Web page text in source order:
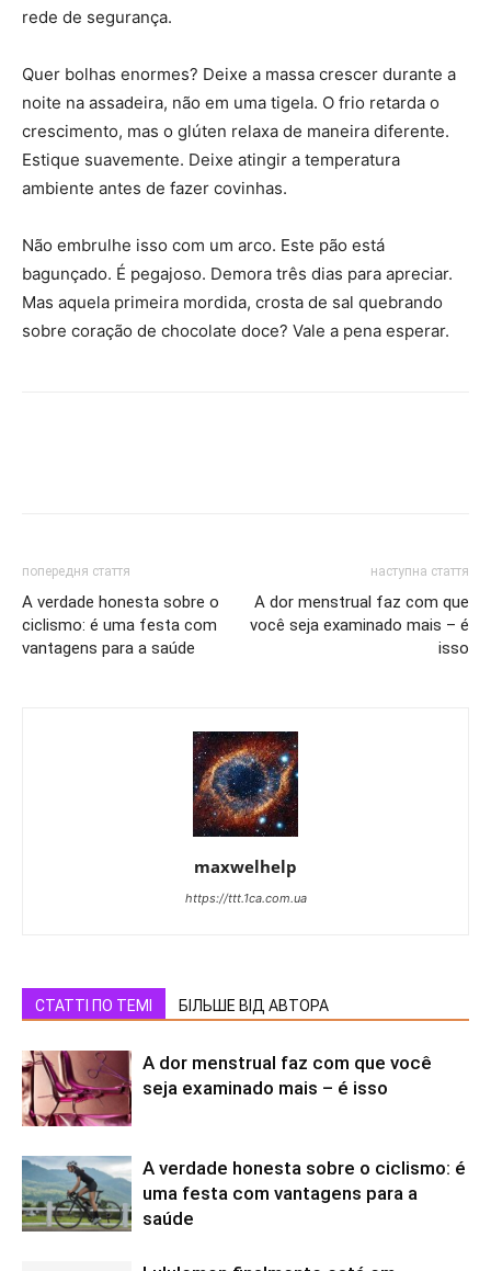
rede de segurança.
Quer bolhas enormes? Deixe a massa crescer durante a
noite na assadeira, não em uma tigela. O frio retarda o
crescimento, mas o glúten relaxa de maneira diferente.
Estique suavemente. Deixe atingir a temperatura
ambiente antes de fazer covinhas.
Não embrulhe isso com um arco. Este pão está
bagunçado. É pegajoso. Demora três dias para apreciar.
Mas aquela primeira mordida, crosta de sal quebrando
sobre coração de chocolate doce? Vale a pena esperar.
попередня стаття
A verdade honesta sobre o
ciclismo: é uma festa com
vantagens para a saúde
наступна стаття
A dor menstrual faz com que
você seja examinado mais – é
isso
maxwelhelp
https://ttt.1ca.com.ua
СТАТТІ ПО ТЕМІ БІЛЬШЕ ВІД АВТОРА
A dor menstrual faz com que você
seja examinado mais – é isso
A verdade honesta sobre o ciclismo: é
uma festa com vantagens para a
saúde